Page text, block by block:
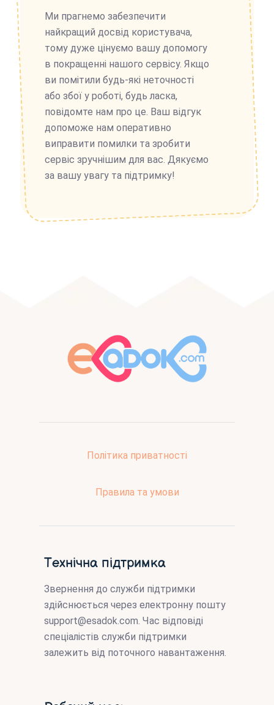
Ми прагнемо забезпечити
найкращий досвід користувача,
тому дуже цінуємо вашу допомогу
в покращенні нашого сервісу. Якщо
ви помітили будь-які неточності
або збої у роботі, будь ласка,
повідомте нам про це. Ваш відгук
допоможе нам оперативно
виправити помилки та зробити
сервіс зручнішим для вас. Дякуємо
за вашу увагу та підтримку!
Політика приватності
Правила та умови
Технічна підтримка
Звернення до служби підтримки
здійснюється через електронну пошту
support@esadok.com . Час відповіді
спеціалістів служби підтримки
залежить від поточного навантаження.